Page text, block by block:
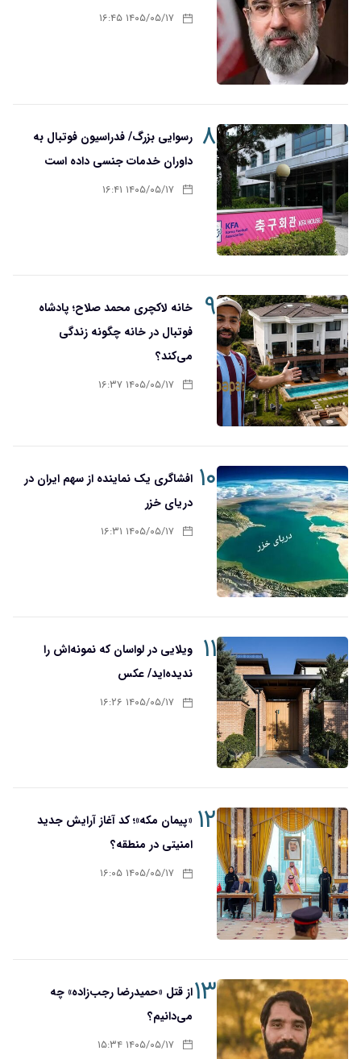
۱۴۰۵/۰۵/۱۷ ۱۶:۴۵
۸ رسوایی بزرگ/ فدراسیون فوتبال به
داوران خدمات جنسی داده است
۱۴۰۵/۰۵/۱۷ ۱۶:۴۱
۹
خانه لاکچری محمد صلاح؛ پادشاه
فوتبال در خانه چگونه زندگی
می‌کند؟
۱۴۰۵/۰۵/۱۷ ۱۶:۳۷
۱۰ افشاگری یک نماینده از سهم ایران در
دریای خزر
۱۴۰۵/۰۵/۱۷ ۱۶:۳۱
۱۱
ویلایی در لواسان که نمونه‌اش را
ندیده‌اید/ عکس
۱۴۰۵/۰۵/۱۷ ۱۶:۲۶
۱۲«پیمان مکه»؛ کد آغاز آرایش جدید
امنیتی در منطقه؟
۱۴۰۵/۰۵/۱۷ ۱۶:۰۵
۱۳از قتل «حمیدرضا رجب‌زاده» چه
می‌دانیم؟
۱۴۰۵/۰۵/۱۷ ۱۵:۳۴